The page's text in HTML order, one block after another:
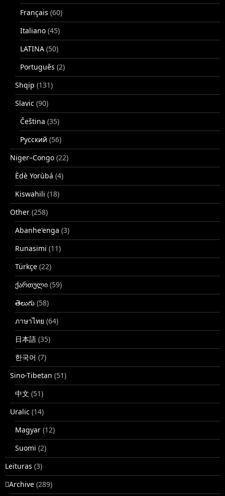
Français (60)
Italiano (45)
LATINA (50)
Português (2)
Shqip (131)
Slavic (90)
Čeština (35)
Русский (56)
Niger–Congo (22)
Èdè Yorùbá (4)
Kiswahili (18)
Other (258)
Abanhe'enga (3)
Runasimi (11)
Türkçe (22)
ქართული (59)
తెలుగు (58)
ภาษาไทย (64)
日本語 (35)
한국어 (7)
Sino-Tibetan (51)
中文 (51)
Uralic (14)
Magyar (12)
Suomi (2)
Leituras (3)
􏿽Archive (289)